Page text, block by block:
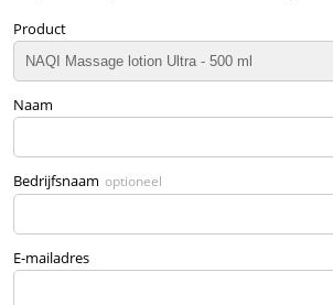
Product
Naam
Bedrijfsnaam optioneel
E-mailadres